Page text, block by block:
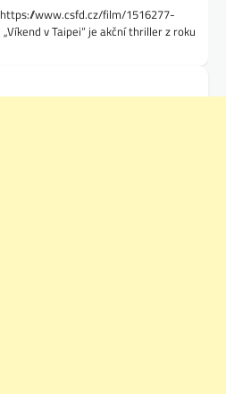
https://www.csfd.cz/film/1516277-
v Taipei“ je akční thriller z roku